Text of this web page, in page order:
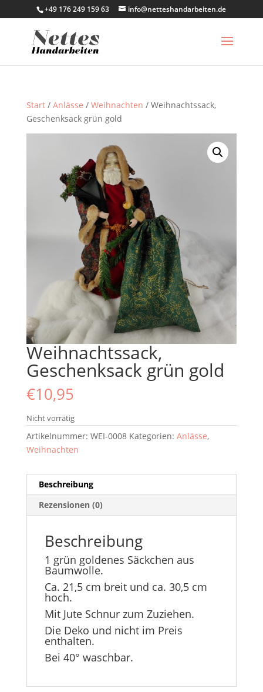
+49 176 249 159 63 info@netteshandarbeiten.de
Start/ Anlässe / Weihnachten / Weihnachtssack,
Geschenksack grün gold
Weihnachtssack,
Geschenksack grün gold
€10,95
Nicht vorrätig
Artikelnummer: WEI-0008 Kategorien: Anlässe,
Weihnachten
Beschreibung
Rezensionen (0)
Beschreibung
1 grün goldenes Säckchen aus
Baumwolle.
Ca. 21,5 cm breit und ca. 30,5 cm
hoch.
Mit Jute Schnur zum Zuziehen.
Die Deko und nicht im Preis
enthalten.
Bei 40° waschbar.